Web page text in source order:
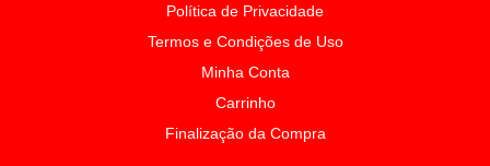
Política de Privacidade
Termos e Condições de Uso
Minha Conta
Carrinho
Finalização da Compra